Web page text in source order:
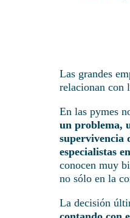
Las grandes
relacionan con
En las pymes
un problema,
supervivencia
especialistas
conocen muy
no sólo en la
La decisión